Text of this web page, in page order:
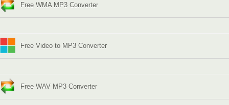
Free WMA MP3 Converter
Free Video to MP3 Converter
Free WAV MP3 Converter